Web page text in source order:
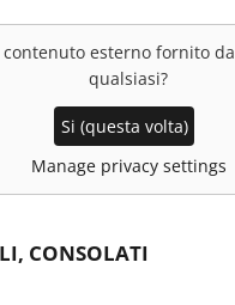
contenuto esterno fornito da
qualsiasi?
Si (questa volta)
Manage privacy settings
CONSOLATI